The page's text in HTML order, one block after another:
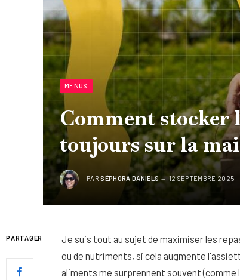
MENUS
Comment stocker
toujours sur la
PAR SÉPHORA DANIELS 12 SEPTEMBRE 2025
PARTAGER
Je suis tout au sujet de maximiser les
ou de nutriments, si cela augmente
aliments me surprennent souvent (comme